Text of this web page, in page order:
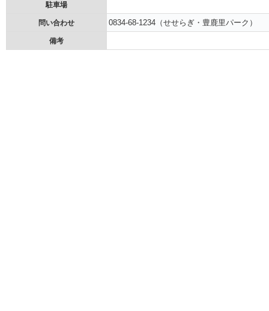
駐車場
問い合わせ 0834-68-1234（せせらぎ・豊鹿里パーク）
備考